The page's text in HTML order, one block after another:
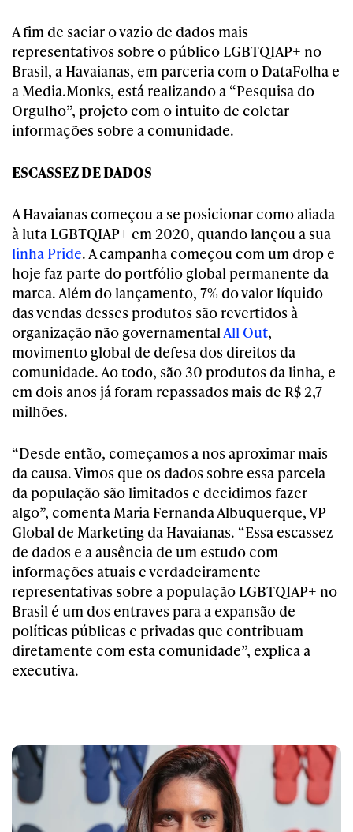
A fim de saciar o vazio de dados mais
representativos sobre o público LGBTQIAP+ no
Brasil, a Havaianas, em parceria com o DataFolha e
a Media.Monks, está realizando a “Pesquisa do
Orgulho”, projeto com o intuito de coletar
informações sobre a comunidade.
ESCASSEZ DE DADOS
A Havaianas começou a se posicionar como aliada
à luta LGBTQIAP+ em 2020, quando lançou a sua
linha Pride. A campanha começou com um drop e
hoje faz parte do portfólio global permanente da
marca. Além do lançamento, 7% do valor líquido
das vendas desses produtos são revertidos à
organização não governamentalAll Out,
movimento global de defesa dos direitos da
comunidade. Ao todo, são 30 produtos da linha, e
em dois anos já foram repassados mais de R$ 2,7
milhões.
“Desde então, começamos a nos aproximar mais
da causa. Vimos que os dados sobre essa parcela
da população são limitados e decidimos fazer
algo”, comenta Maria Fernanda Albuquerque, VP
Global de Marketing da Havaianas. “Essa escassez
de dados e a ausência de um estudo com
informações atuais e verdadeiramente
representativas sobre a população LGBTQIAP+ no
Brasil é um dos entraves para a expansão de
políticas públicas e privadas que contribuam
diretamente com esta comunidade”, explica a
executiva.